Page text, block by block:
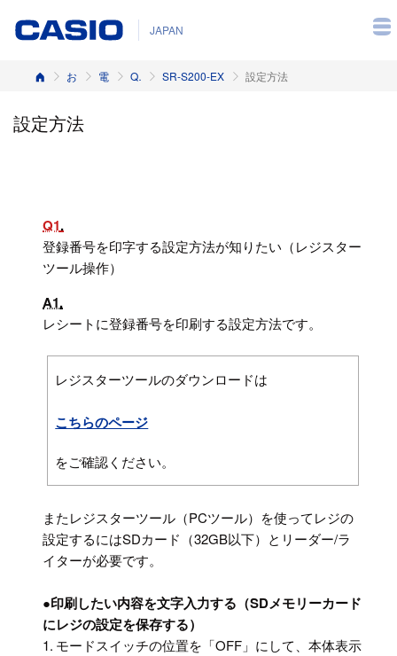
JAPAN
ホーム お客様サポート 電子レジスター Q&A（よくある質問と答え） SR-S200-EX 設定方法
設定方法
Q1
登録番号を印字する設定方法が知りたい（レジスター
ツール操作）
A1
レシートに登録番号を印刷する設定方法です。
レジスターツールのダウンロードは
こちらのページ
をご確認ください。
またレジスターツール（PCツール）を使ってレジの
設定するにはSDカード（32GB以下）とリーダー/ラ
イターが必要です。
●印刷したい内容を文字入力する（SDメモリーカード
にレジの設定を保存する）
1. モードスイッチの位置を「OFF」にして、本体表示